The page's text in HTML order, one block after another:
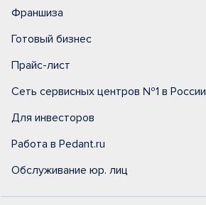
Франшиза
Готовый бизнес
Прайс-лист
Сеть сервисных центров №1 в России
Для инвесторов
Работа в Pedant.ru
Обслуживание юр. лиц